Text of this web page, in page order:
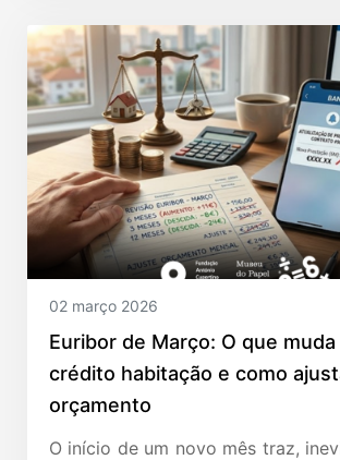
02 março 2026
Euribor de Março: O que
crédito habitação e como
orçamento
O início de um novo mês traz,